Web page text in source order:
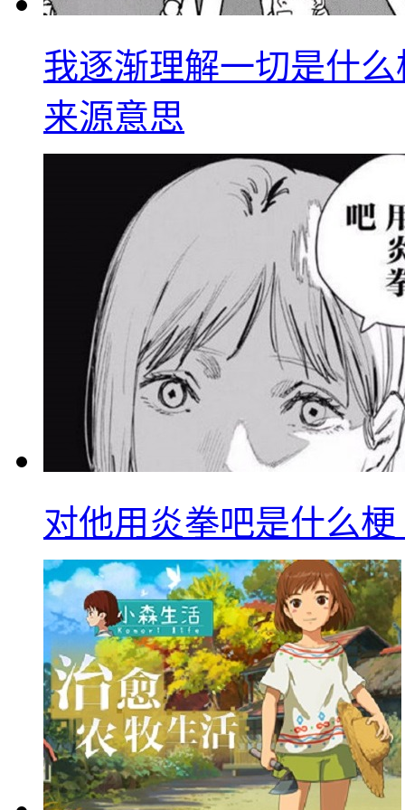
我逐渐理解一切是什
来源意思
对他用炎拳吧是什么